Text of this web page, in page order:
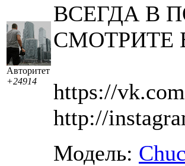
Авторитет
+24914
ВСЕГДА В
СМОТРИТЕ
https://
http://
Модель: